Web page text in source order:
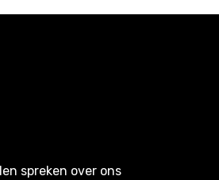
spreken over ons